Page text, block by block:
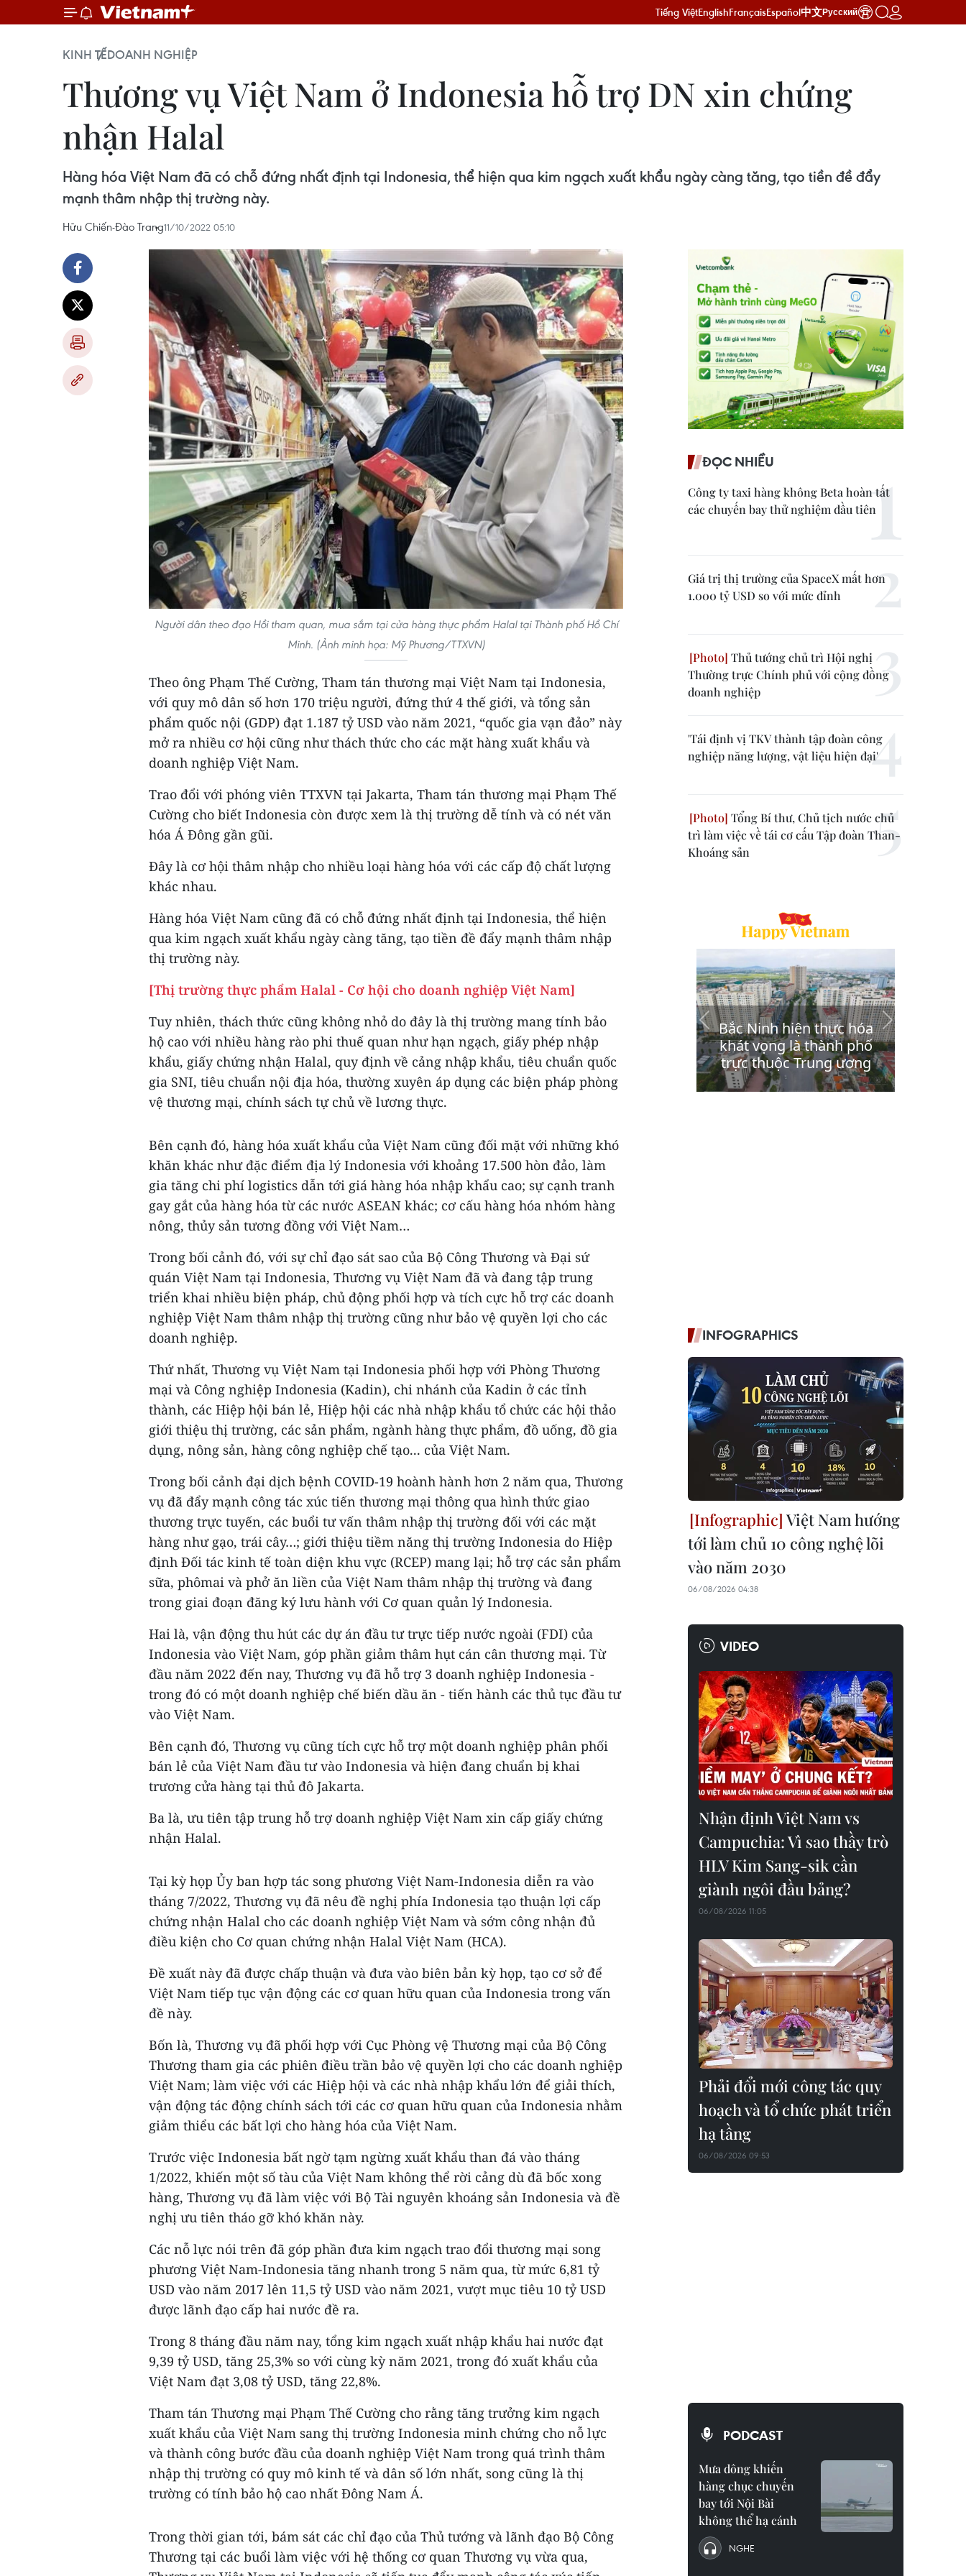
Tiếng ViệtEnglishFrançaisEspañol中文Русский
KINH TẾDOANH NGHIỆP
Thương vụ Việt Nam ở Indonesia hỗ trợ DN xin chứng
nhận Halal
Hàng hóa Việt Nam đã có chỗ đứng nhất định tại Indonesia, thể hiện qua kim ngạch xuất khẩu ngày càng tăng, tạo tiền đề đẩy
mạnh thâm nhập thị trường này.
Hữu Chiến-Đào Trang11/10/2022 05:10
Người dân theo đạo Hồi tham quan, mua sắm tại cửa hàng thực phẩm Halal tại Thành phố Hồ Chí
Minh. (Ảnh minh họa: Mỹ Phương/TTXVN)
Theo ông Phạm Thế Cường, Tham tán thương mại Việt Nam tại Indonesia,
với quy mô dân số hơn 170 triệu người, đứng thứ 4 thế giới, và tổng sản
phẩm quốc nội (GDP) đạt 1.187 tỷ USD vào năm 2021, “quốc gia vạn đảo” này
mở ra nhiều cơ hội cũng như thách thức cho các mặt hàng xuất khẩu và
doanh nghiệp Việt Nam.
Trao đổi với phóng viên TTXVN tại Jakarta, Tham tán thương mại Phạm Thế
Cường cho biết Indonesia còn được xem là thị trường dễ tính và có nét văn
hóa Á Đông gần gũi.
Đây là cơ hội thâm nhập cho nhiều loại hàng hóa với các cấp độ chất lượng
khác nhau.
Hàng hóa Việt Nam cũng đã có chỗ đứng nhất định tại Indonesia, thể hiện
qua kim ngạch xuất khẩu ngày càng tăng, tạo tiền đề đẩy mạnh thâm nhập
thị trường này.
[Thị trường thực phẩm Halal - Cơ hội cho doanh nghiệp Việt Nam]
Tuy nhiên, thách thức cũng không nhỏ do đây là thị trường mang tính bảo
hộ cao với nhiều hàng rào phi thuế quan như hạn ngạch, giấy phép nhập
khẩu, giấy chứng nhận Halal, quy định về cảng nhập khẩu, tiêu chuẩn quốc
gia SNI, tiêu chuẩn nội địa hóa, thường xuyên áp dụng các biện pháp phòng
vệ thương mại, chính sách tự chủ về lương thực.
Bên cạnh đó, hàng hóa xuất khẩu của Việt Nam cũng đối mặt với những khó
khăn khác như đặc điểm địa lý Indonesia với khoảng 17.500 hòn đảo, làm
gia tăng chi phí logistics dẫn tới giá hàng hóa nhập khẩu cao; sự cạnh tranh
gay gắt của hàng hóa từ các nước ASEAN khác; cơ cấu hàng hóa nhóm hàng
nông, thủy sản tương đồng với Việt Nam…
Trong bối cảnh đó, với sự chỉ đạo sát sao của Bộ Công Thương và Đại sứ
quán Việt Nam tại Indonesia, Thương vụ Việt Nam đã và đang tập trung
triển khai nhiều biện pháp, chủ động phối hợp và tích cực hỗ trợ các doanh
nghiệp Việt Nam thâm nhập thị trường cũng như bảo vệ quyền lợi cho các
doanh nghiệp.
Thứ nhất, Thương vụ Việt Nam tại Indonesia phối hợp với Phòng Thương
mại và Công nghiệp Indonesia (Kadin), chi nhánh của Kadin ở các tỉnh
thành, các Hiệp hội bán lẻ, Hiệp hội các nhà nhập khẩu tổ chức các hội thảo
giới thiệu thị trường, các sản phẩm, ngành hàng thực phẩm, đồ uống, đồ gia
dụng, nông sản, hàng công nghiệp chế tạo... của Việt Nam.
Trong bối cảnh đại dịch bệnh COVID-19 hoành hành hơn 2 năm qua, Thương
vụ đã đẩy mạnh công tác xúc tiến thương mại thông qua hình thức giao
thương trực tuyến, các buổi tư vấn thâm nhập thị trường đối với các mặt
hàng như gạo, trái cây…; giới thiệu tiềm năng thị trường Indonesia do Hiệp
định Đối tác kinh tế toàn diện khu vực (RCEP) mang lại; hỗ trợ các sản phẩm
sữa, phômai và phở ăn liền của Việt Nam thâm nhập thị trường và đang
trong giai đoạn đăng ký lưu hành với Cơ quan quản lý Indonesia.
Hai là, vận động thu hút các dự án đầu tư trực tiếp nước ngoài (FDI) của
Indonesia vào Việt Nam, góp phần giảm thâm hụt cán cân thương mại. Từ
đầu năm 2022 đến nay, Thương vụ đã hỗ trợ 3 doanh nghiệp Indonesia -
trong đó có một doanh nghiệp chế biến dầu ăn - tiến hành các thủ tục đầu tư
vào Việt Nam.
Bên cạnh đó, Thương vụ cũng tích cực hỗ trợ một doanh nghiệp phân phối
bán lẻ của Việt Nam đầu tư vào Indonesia và hiện đang chuẩn bị khai
trương cửa hàng tại thủ đô Jakarta.
Ba là, ưu tiên tập trung hỗ trợ doanh nghiệp Việt Nam xin cấp giấy chứng
nhận Halal.
Tại kỳ họp Ủy ban hợp tác song phương Việt Nam-Indonesia diễn ra vào
tháng 7/2022, Thương vụ đã nêu đề nghị phía Indonesia tạo thuận lợi cấp
chứng nhận Halal cho các doanh nghiệp Việt Nam và sớm công nhận đủ
điều kiện cho Cơ quan chứng nhận Halal Việt Nam (HCA).
Đề xuất này đã được chấp thuận và đưa vào biên bản kỳ họp, tạo cơ sở để
Việt Nam tiếp tục vận động các cơ quan hữu quan của Indonesia trong vấn
đề này.
Bốn là, Thương vụ đã phối hợp với Cục Phòng vệ Thương mại của Bộ Công
Thương tham gia các phiên điều trần bảo vệ quyền lợi cho các doanh nghiệp
Việt Nam; làm việc với các Hiệp hội và các nhà nhập khẩu lớn để giải thích,
vận động tác động chính sách tới các cơ quan hữu quan của Indonesia nhằm
giảm thiểu các bất lợi cho hàng hóa của Việt Nam.
Trước việc Indonesia bất ngờ tạm ngừng xuất khẩu than đá vào tháng
1/2022, khiến một số tàu của Việt Nam không thể rời cảng dù đã bốc xong
hàng, Thương vụ đã làm việc với Bộ Tài nguyên khoáng sản Indonesia và đề
nghị ưu tiên tháo gỡ khó khăn này.
Các nỗ lực nói trên đã góp phần đưa kim ngạch trao đổi thương mại song
phương Việt Nam-Indonesia tăng nhanh trong 5 năm qua, từ mức 6,81 tỷ
USD vào năm 2017 lên 11,5 tỷ USD vào năm 2021, vượt mục tiêu 10 tỷ USD
được lãnh đạo cấp hai nước đề ra.
Trong 8 tháng đầu năm nay, tổng kim ngạch xuất nhập khẩu hai nước đạt
9,39 tỷ USD, tăng 25,3% so với cùng kỳ năm 2021, trong đó xuất khẩu của
Việt Nam đạt 3,08 tỷ USD, tăng 22,8%.
Tham tán Thương mại Phạm Thế Cường cho rằng tăng trưởng kim ngạch
xuất khẩu của Việt Nam sang thị trường Indonesia minh chứng cho nỗ lực
và thành công bước đầu của doanh nghiệp Việt Nam trong quá trình thâm
nhập thị trường có quy mô kinh tế và dân số lớn nhất, song cũng là thị
trường có tính bảo hộ cao nhất Đông Nam Á.
Trong thời gian tới, bám sát các chỉ đạo của Thủ tướng và lãnh đạo Bộ Công
Thương tại các buổi làm việc với hệ thống cơ quan Thương vụ vừa qua,
ĐỌC NHIỀU
Công ty taxi hàng không Beta hoàn tất
các chuyến bay thử nghiệm đầu tiên
Giá trị thị trường của SpaceX mất hơn
1.000 tỷ USD so với mức đỉnh
Thủ tướng chủ trì Hội nghị
Thường trực Chính phủ với cộng đồng
doanh nghiệp
'Tái định vị TKV thành tập đoàn công
nghiệp năng lượng, vật liệu hiện đại'
Tổng Bí thư, Chủ tịch nước chủ
trì làm việc về tái cơ cấu Tập đoàn Than-
Khoáng sản
INFOGRAPHICS
Việt Nam hướng
tới làm chủ 10 công nghệ lõi
vào năm 2030
06/08/2026 04:38
VIDEO
Nhận định Việt Nam vs
Campuchia: Vì sao thầy trò
HLV Kim Sang-sik cần
giành ngôi đầu bảng?
06/08/2026 11:05
Phải đổi mới công tác quy
hoạch và tổ chức phát triển
hạ tầng
06/08/2026 09:53
PODCAST
Mưa dông khiến
hàng chục chuyến
bay tới Nội Bài
không thể hạ cánh
NGHE